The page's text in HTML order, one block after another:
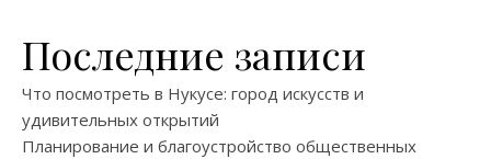
Последние записи
Что посмотреть в Нукусе: город искусств и
удивительных открытий
Планирование и благоустройство общественных